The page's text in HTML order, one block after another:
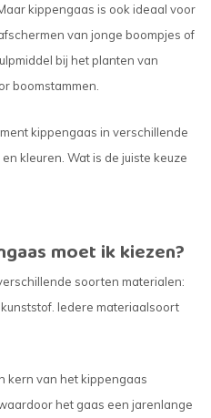
kippengaas is ook ideaal voor
van jonge boompjes of
bij het planten van
boomstammen.
kippengaas in verschillende
kleuren. Wat is de juiste keuze
moet ik kiezen?
soorten materialen:
Iedere materiaalsoort
kern van het kippengaas
het gaas een jarenlange